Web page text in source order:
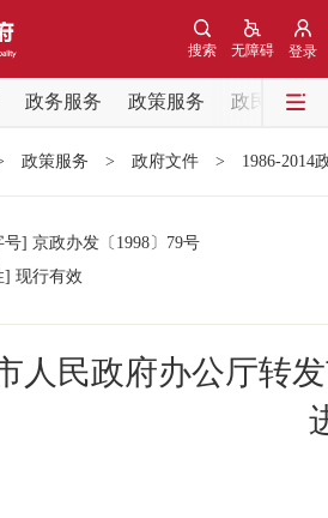
登录
无障碍
搜索
政务服务 政策服务
政民互动
党中央精神
政策服务 > 政府文件 > 1986-2014
号] 京政办发 〔1998〕 79号
] 现行有效
人民政府办公厅转